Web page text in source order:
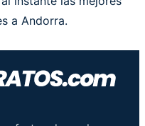
a Andorra.